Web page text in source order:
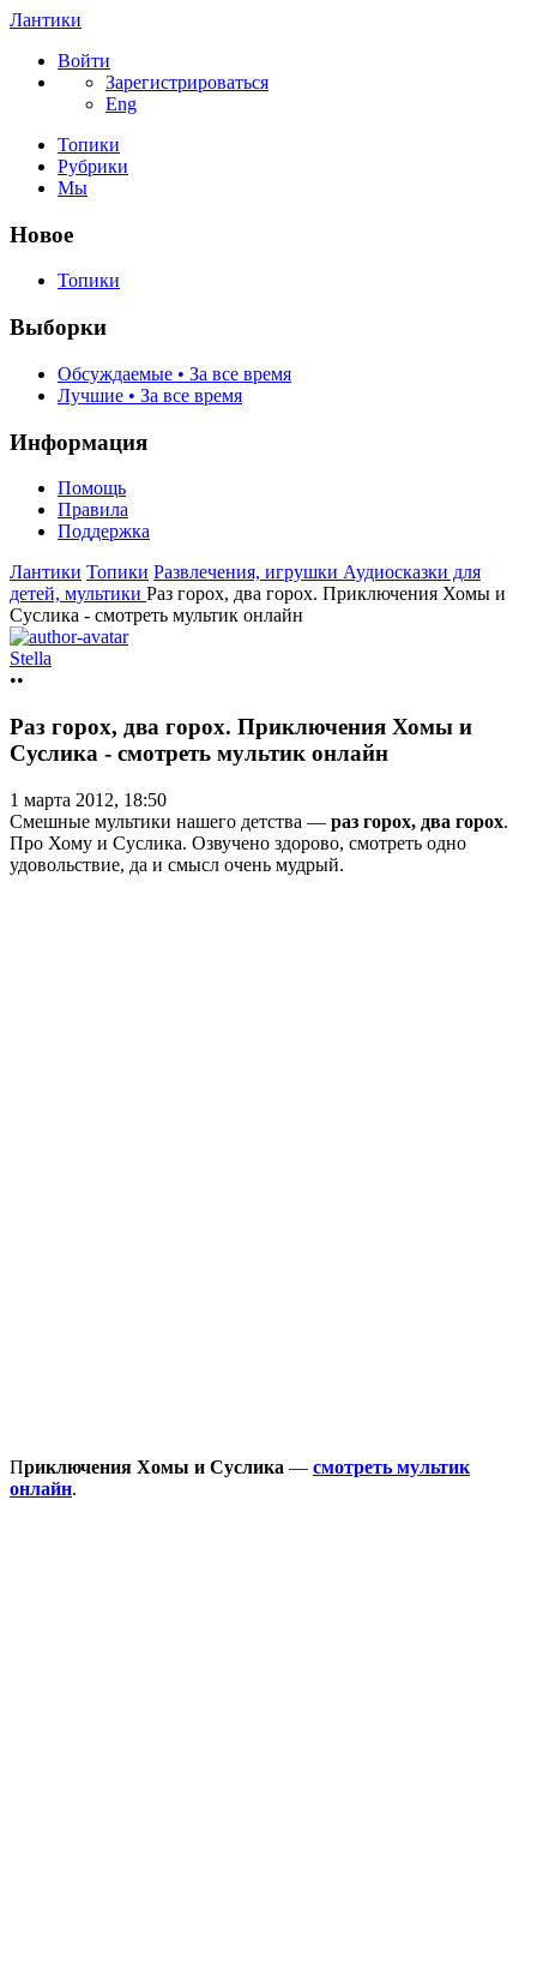
Лантики
Войти
Зарегистрироваться
Eng
Топики
Рубрики
Мы
Новое
Топики
Выборки
Обсуждаемые • За все время
Лучшие • За все время
Информация
Помощь
Правила
Поддержка
Лантики Топики Развлечения, игрушки Аудиосказки для
детей, мультики Раз горох, два горох. Приключения Хомы и
Суслика - смотреть мультик онлайн
Stella
••
Раз горох, два горох. Приключения Хомы и
Суслика - смотреть мультик онлайн
1 марта 2012, 18:50
Смешные мультики нашего детства — раз горох, два горох.
Про Хому и Суслика. Озвучено здорово, смотреть одно
удовольствие, да и смысл очень мудрый.
Приключения Хомы и Суслика — смотреть мультик
онлайн.